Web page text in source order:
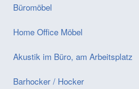
Büromöbel
Home Office Möbel
Akustik im Büro, am Arbeitsplatz
Barhocker / Hocker